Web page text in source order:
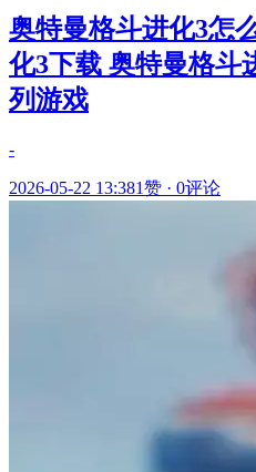
奥特曼格斗进化3怎
化3下载 奥特曼格斗
列游戏
-
2026-05-22 13:381赞 · 0评论